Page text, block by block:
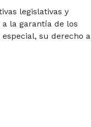
legislativas y
la garantía de los
su derecho a